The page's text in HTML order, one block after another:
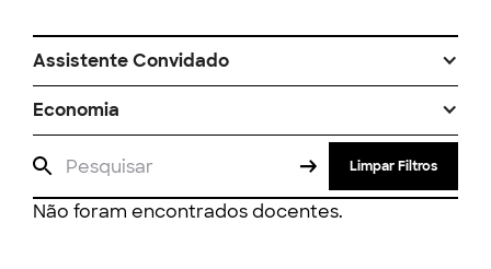
Assistente Convidado
Economia
Limpar Filtros
Não foram encontrados docentes.